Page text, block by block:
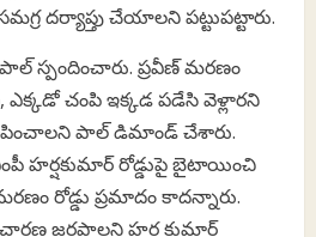
దర్యాప్తు చేయాలని పట్టుపట్టారు.
స్పందించారు. ప్రవీణ్ మరణం
ఎక్కడో చంపి ఇక్కడ పడేసి వెళ్లారని
పాల్‌ డిమాండ్ చేశారు.
హర్షకుమార్ రోడ్డుపై బైటాయించి
రోడ్డు ప్రమాదం కాదన్నారు.
జరపాలని హర్ష కుమార్